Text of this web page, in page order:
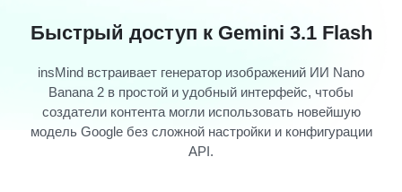
Быстрый доступ к Gemini 3.1 Flash
insMind встраивает генератор изображений ИИ Nano
Banana 2 в простой и удобный интерфейс, чтобы
создатели контента могли использовать новейшую
модель Google без сложной настройки и конфигурации
API.